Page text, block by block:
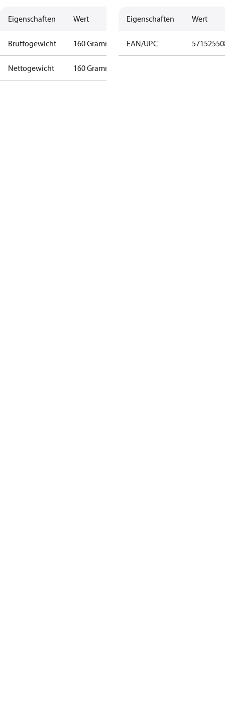
Eigenschaften Wert
Bruttogewicht 160 Gramm
Nettogewicht 160 Gramm
Eigenschaften Wert
EAN/UPC